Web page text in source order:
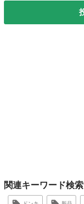
関連キーワード検索